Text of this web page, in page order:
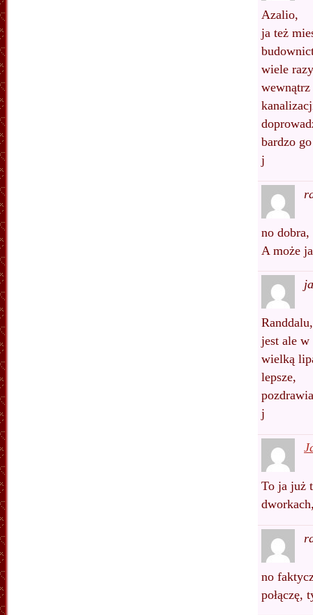
Azalio,
ja też
wiele
bardzo
j
no dobra,
A może
Randdalu,
jest ale
wielką
lepsze,
j
To ja już
no
połączę,